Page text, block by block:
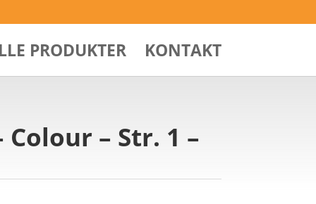
PRODUKTER KONTAKT
– Str. 1 –